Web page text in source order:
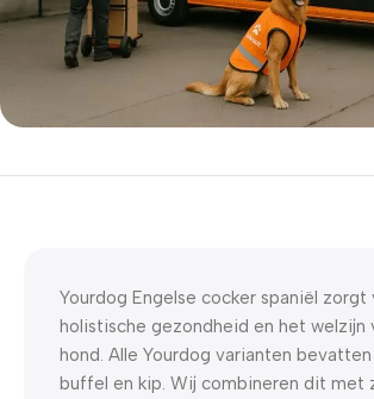
5% korting met code
Yourdog Engelse cocker spaniël zorgt
holistische gezondheid en het welzijn
hond. Alle Yourdog varianten
buffel en kip. Wij combineren dit met